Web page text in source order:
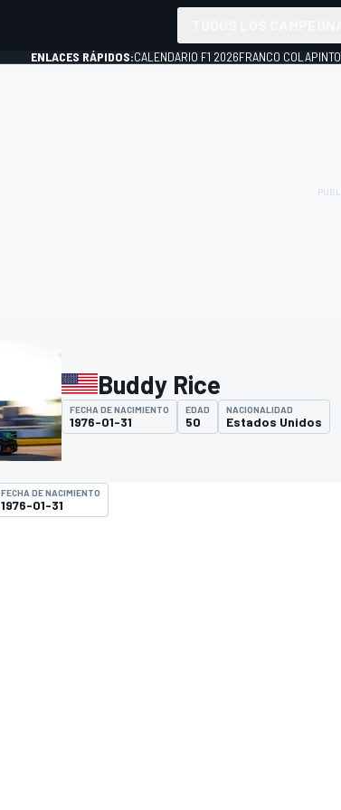
ENLACES RÁPIDOS:CALENDARIO F1 2026FRANCO COLAPINTO
Buddy Rice
FECHA DE NACIMIENTO
1976-01-31
EDAD
50
NACIONALIDAD
Estados Unidos
FECHA DE NACIMIENTO
1976-01-31